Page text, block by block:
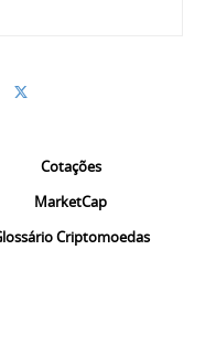
Cotações
MarketCap
Criptomoedas